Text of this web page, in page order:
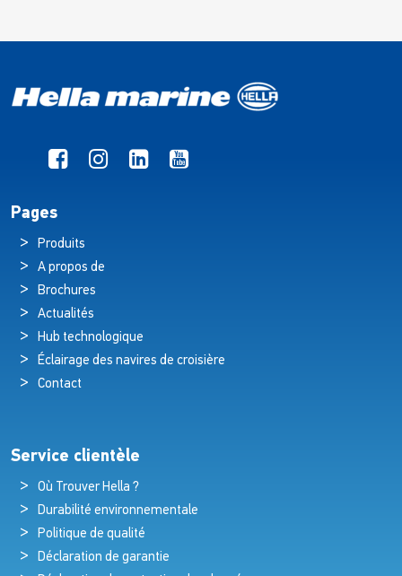
Pages
Produits
A propos de
Brochures
Actualités
Hub technologique
Éclairage des navires de croisière
Contact
Service clientèle
Où Trouver Hella ?
Durabilité environnementale
Politique de qualité
Déclaration de garantie